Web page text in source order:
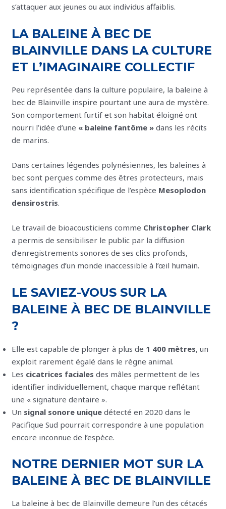
s’attaquer aux jeunes ou aux individus affaiblis.
LA BALEINE À BEC DE
BLAINVILLE DANS LA CULTURE
ET L’IMAGINAIRE COLLECTIF
Peu représentée dans la culture populaire, la baleine à
bec de Blainville inspire pourtant une aura de mystère.
Son comportement furtif et son habitat éloigné ont
nourri l’idée d’une « baleine fantôme » dans les récits
de marins.
Dans certaines légendes polynésiennes, les baleines à
bec sont perçues comme des êtres protecteurs, mais
sans identification spécifique de l’espèce Mesoplodon
densirostris.
Le travail de bioacousticiens comme Christopher Clark
a permis de sensibiliser le public par la diffusion
d’enregistrements sonores de ses clics profonds,
témoignages d’un monde inaccessible à l’œil humain.
LE SAVIEZ-VOUS SUR LA
BALEINE À BEC DE BLAINVILLE
?
Elle est capable de plonger à plus de 1 400 mètres, un
exploit rarement égalé dans le règne animal.
Les cicatrices faciales des mâles permettent de les
identifier individuellement, chaque marque reflétant
une « signature dentaire ».
Un signal sonore unique détecté en 2020 dans le
Pacifique Sud pourrait correspondre à une population
encore inconnue de l’espèce.
NOTRE DERNIER MOT SUR LA
BALEINE À BEC DE BLAINVILLE
La baleine à bec de Blainville demeure l’un des cétacés